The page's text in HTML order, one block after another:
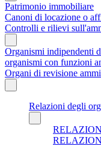
Patrimonio immobiliare
Canoni di locazione o
Controlli e rilievi
Organismi indipendenti
organismi con funzioni
Organi di revisione
Relazioni degli